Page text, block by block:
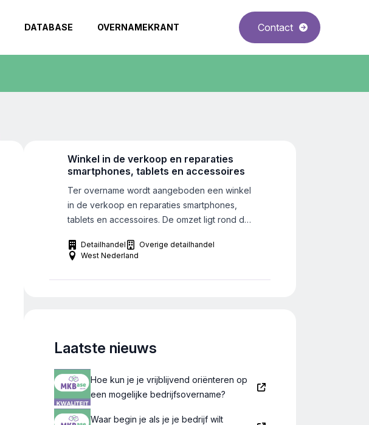
DATABASE OVERNAMEKRANT Contact
Winkel in de verkoop en reparaties
smartphones, tablets en accessoires
Ter overname wordt aangeboden een winkel
in de verkoop en reparaties smartphones,
tablets en accessoires. De omzet ligt rond de
westen van het land. De huidige
ondernemers willen de focus van het bedrijf
terugbrengen naar de corebusiness
Detailhandel
Overige detailhandel
West Nederland
Laatste nieuws
Hoe kun je je vrijblijvend oriënteren op
een mogelijke bedrijfsovername?
Waar begin je als je je bedrijf wilt